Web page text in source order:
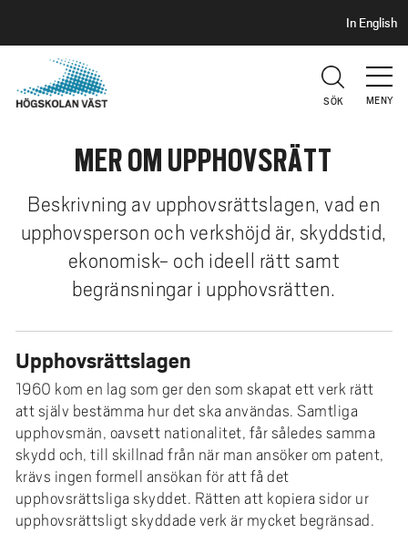
D
H
U
V
In English
MENY
SÖK
MER OM UPPHOVSRÄTT
Beskrivning av upphovsrättslagen, vad en
upphovsperson och verkshöjd är, skyddstid,
ekonomisk- och ideell rätt samt
begränsningar i upphovsrätten.
Upphovsrättslagen
1960 kom en lag som ger den som skapat ett verk rätt
att själv bestämma hur det ska användas. Samtliga
upphovsmän, oavsett nationalitet, får således samma
skydd och, till skillnad från när man ansöker om patent,
krävs ingen formell ansökan för att få det
upphovsrättsliga skyddet. Rätten att kopiera sidor ur
upphovsrättsligt skyddade verk är mycket begränsad.